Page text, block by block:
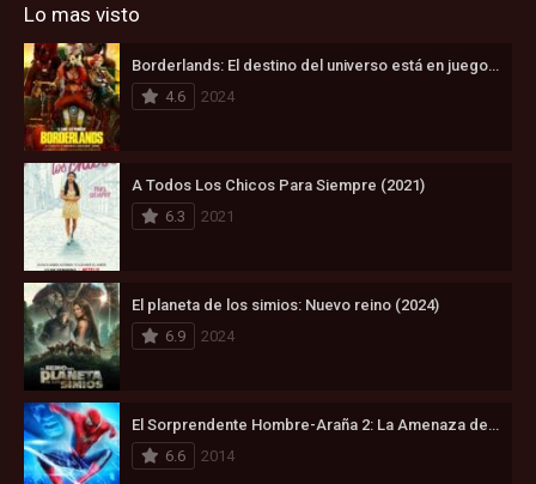
Lo mas visto
4.6
2024
A Todos Los Chicos Para Siempre (2021)
6.3
2021
El planeta de los simios: Nuevo reino (2024)
6.9
2024
6.6
2014